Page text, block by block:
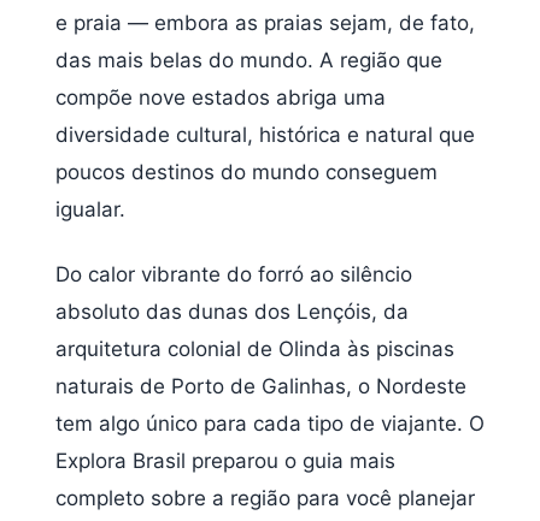
e praia — embora as praias sejam, de fato,
das mais belas do mundo. A região que
compõe nove estados abriga uma
diversidade cultural, histórica e natural que
poucos destinos do mundo conseguem
igualar.
Do calor vibrante do forró ao silêncio
absoluto das dunas dos Lençóis, da
arquitetura colonial de Olinda às piscinas
naturais de Porto de Galinhas, o Nordeste
tem algo único para cada tipo de viajante. O
Explora Brasil preparou o guia mais
completo sobre a região para você planejar